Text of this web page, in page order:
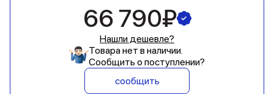
66 790₽
Нашли дешевле?
Товара нет в наличии.
Сообщить о поступлении?
сообщить